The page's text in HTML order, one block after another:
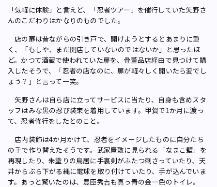
「気軽に体験」と言えど、「忍者ツアー」を催行していた矢野さ
んのこだわりはかなりのものでした。
店の扉は昔ながらの引き戸で、開けようとするとあまりに重
く、「もしや、まだ開店していないのではないか」と思ったほ
ど。かつて酒蔵で使われていた扉を、骨董品店経由で見つけて購
入したそうで、「忍者の店なのに、扉が軽々しく開いたら変でし
ょう？」と言って一笑。
矢野さんは自ら店に立ってサービスに当たり、自身も含めスタ
ッフはみな黒の忍び装束を着用しています。甲賀で1か月に渡っ
て、忍者修行をしたとのこと。
店内装飾は4か月かけて、忍者をイメージしたものに自分たち
の手で作り替えたそうです。武家屋敷に見られる「なまこ壁」を
再現したり、朱塗りの鳥居に手裏剣がふたつ刺さっていたり、天
井からぶら下がる縄に電球を取り付けていたり、手が込んでいま
す。あっと驚いたのは、豊臣秀吉も真っ青の金一色のトイレ。